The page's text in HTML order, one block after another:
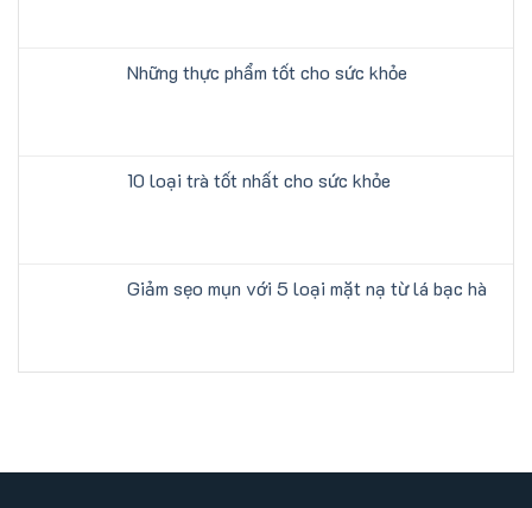
Những thực phẩm tốt cho sức khỏe
10 loại trà tốt nhất cho sức khỏe
Giảm sẹo mụn với 5 loại mặt nạ từ lá bạc hà